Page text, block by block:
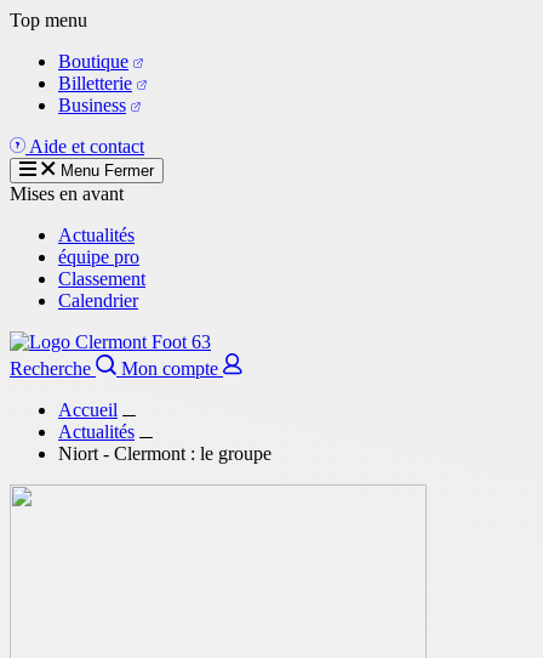
Aller
contenu
principal
Top menu
Boutique
Billetterie
Business
Aide et contact
Menu Fermer
Mises en avant
Actualités
équipe pro
Classement
Calendrier
Recherche
Mon compte
Accueil
Actualités
Niort - Clermont : le groupe